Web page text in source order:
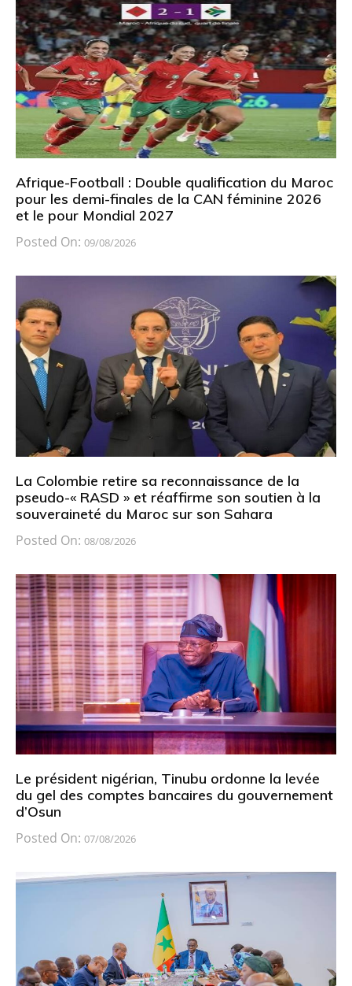
Afrique-Football : Double qualification du Maroc
pour les demi-finales de la CAN féminine 2026
et le pour Mondial 2027
Posted On: 09/08/2026
La Colombie retire sa reconnaissance de la
pseudo-« RASD » et réaffirme son soutien à la
souveraineté du Maroc sur son Sahara
Posted On: 08/08/2026
Le président nigérian, Tinubu ordonne la levée
du gel des comptes bancaires du gouvernement
d’Osun
Posted On: 07/08/2026